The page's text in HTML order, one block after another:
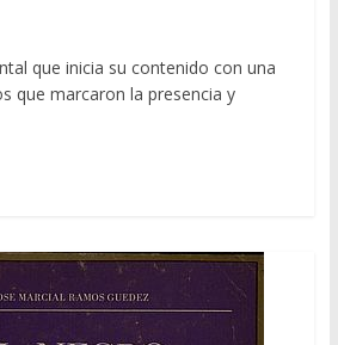
que inicia su contenido con una
que marcaron la presencia y